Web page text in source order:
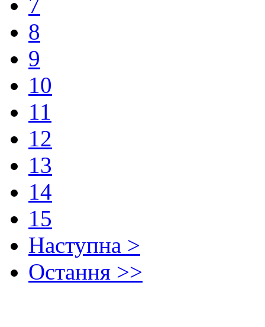
8
9
10
11
12
13
14
15
Наступна >
Остання >>